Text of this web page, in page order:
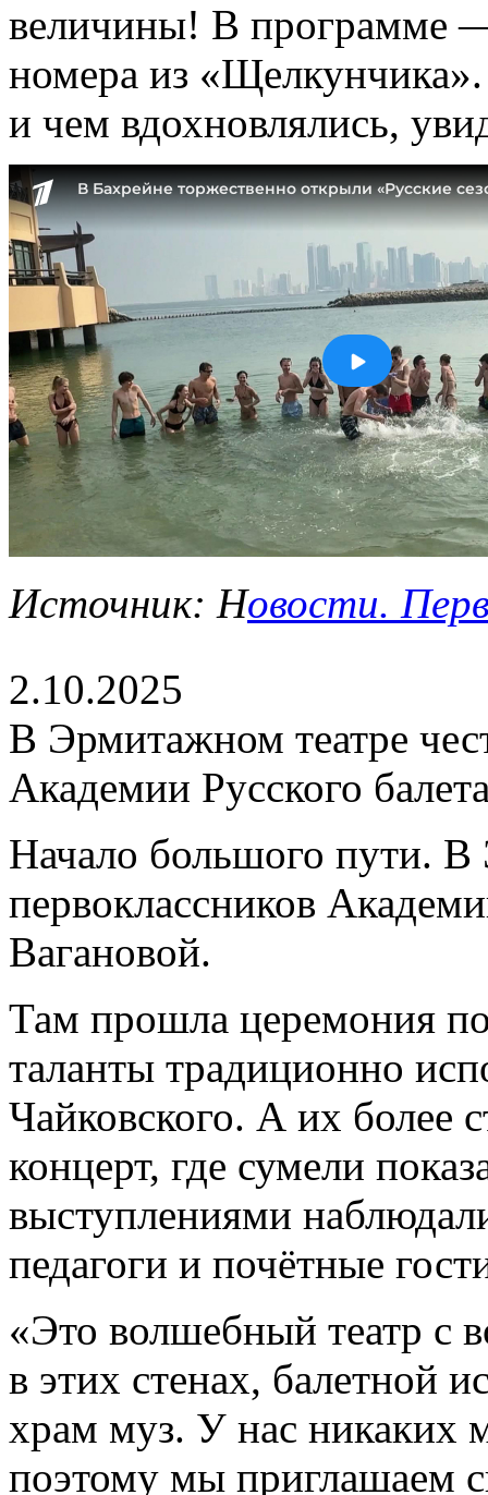
величины! В программе
номера из
и чем вдохновлялись,
Источник: Новости.
2.10.2025
В Эрмитажном театре
Академии Русского
Начало большого пути. В
первоклассников
Вагановой.
Там прошла церемония
таланты традиционно
Чайковского. А их более
концерт, где сумели
выступлениями
педагоги и почётные
«Это волшебный театр с
в этих стенах, балетной
храм муз. У нас никаких
поэтому мы приглашаем